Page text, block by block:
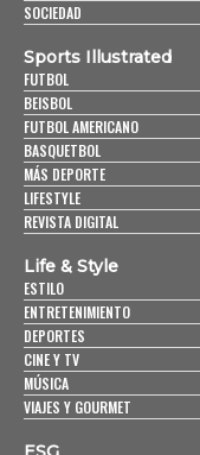
SOCIEDAD
Sports Illustrated
FUTBOL
BEISBOL
FUTBOL AMERICANO
BASQUETBOL
MÁS DEPORTE
LIFESTYLE
REVISTA DIGITAL
Life & Style
ESTILO
ENTRETENIMIENTO
DEPORTES
CINE Y TV
MÚSICA
VIAJES Y GOURMET